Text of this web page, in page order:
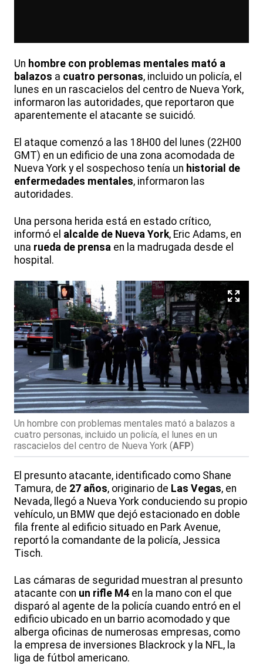
Un hombre con problemas mentales mató a
balazos a cuatro personas, incluido un policía, el
lunes en un rascacielos del centro de Nueva York,
informaron las autoridades, que reportaron que
aparentemente el atacante se suicidó.
El ataque comenzó a las 18H00 del lunes (22H00
GMT) en un edificio de una zona acomodada de
Nueva York y el sospechoso tenía un historial de
enfermedades mentales, informaron las
autoridades.
Una persona herida está en estado crítico,
informó el alcalde de Nueva York, Eric Adams, en
una rueda de prensa en la madrugada desde el
hospital.
Un hombre con problemas mentales mató a balazos a
cuatro personas, incluido un policía, el lunes en un
rascacielos del centro de Nueva York (AFP)
El presunto atacante, identificado como Shane
Tamura, de 27 años, originario de Las Vegas, en
Nevada, llegó a Nueva York conduciendo su propio
vehículo, un BMW que dejó estacionado en doble
fila frente al edificio situado en Park Avenue,
reportó la comandante de la policía, Jessica
Tisch.
Las cámaras de seguridad muestran al presunto
atacante con un rifle M4 en la mano con el que
disparó al agente de la policía cuando entró en el
edificio ubicado en un barrio acomodado y que
alberga oficinas de numerosas empresas, como
la empresa de inversiones Blackrock y la NFL, la
liga de fútbol americano.